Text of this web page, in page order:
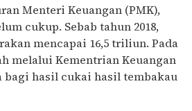
Menteri Keuangan (PMK),
cukup. Sebab tahun 2018,
mencapai 16,5 triliun. Pada
melalui Kementrian Keuangan
bagi hasil cukai hasil tembakau